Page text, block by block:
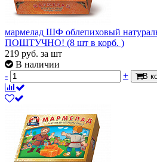
мармелад ШФ облепиховый
ПОШТУЧНО! (8 шт в корб. )
219 руб. за шт
В наличии
-
+ В